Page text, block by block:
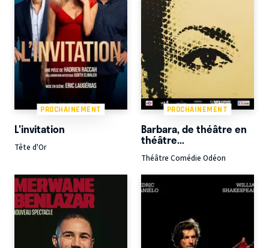
PROCHAINEMENT
L'invitation
Tête d'Or
PROCHAINEMENT
Barbara, de théâtre en
théâtre...
Théâtre Comédie Odéon